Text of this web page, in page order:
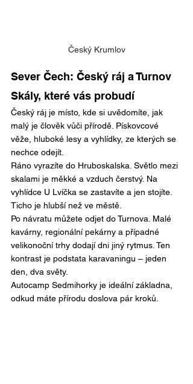
Český Krumlov
Sever Čech: Český ráj a Turnov
Skály, které vás probudí
Český ráj je místo, kde si uvědomíte, jak
malý je člověk vůči přírodě. Pískovcové
věže, hluboké lesy a vyhlídky, ze kterých se
nechce odejít.
Ráno vyrazíte do Hruboskalska. Světlo mezi
skalami je měkké a vzduch čerstvý. Na
vyhlídce U Lvíčka se zastavíte a jen stojíte.
Ticho je hlubší než ve městě.
Po návratu můžete odjet do Turnova. Malé
kavárny, regionální pekárny a případné
velikonoční trhy dodají dni jiný rytmus. Ten
kontrast je podstata karavaningu – jeden
den, dva světy.
Autocamp Sedmihorky je ideální základna,
odkud máte přírodu doslova pár kroků.